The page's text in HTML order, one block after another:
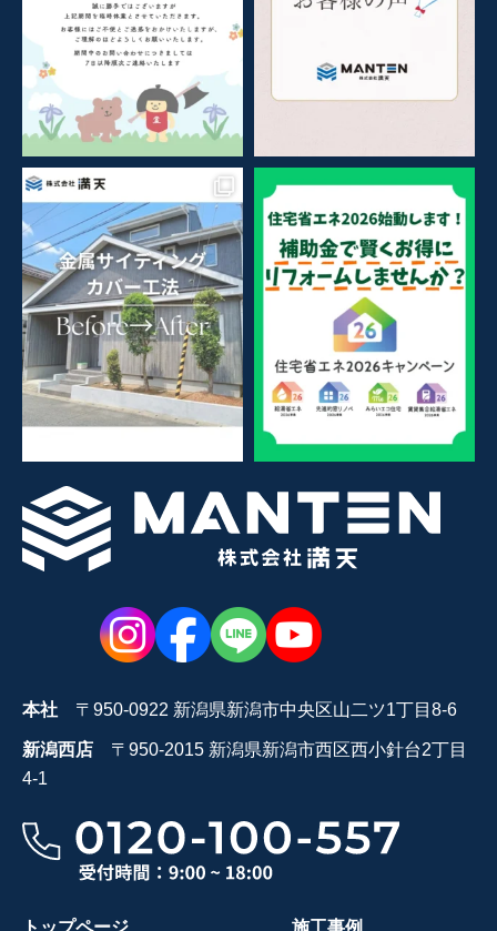
本社 〒950-0922 新潟県新潟市中央区山二ツ1丁目8-6
新潟西店 〒950-2015 新潟県新潟市西区西小針台2丁目
4-1
トップページ
施工事例